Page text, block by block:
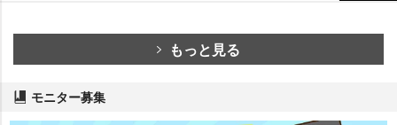
もっと見る
モニター募集